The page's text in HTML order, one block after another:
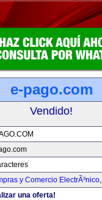
e-pago.com
Vendido!
y Comercio ElectrÃ³nico,
una oferta!